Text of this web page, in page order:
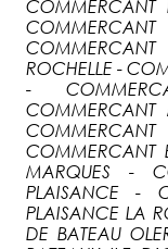
COMMERCANT
ROCHELLE -
-
COMMERCANT
COMMERCANT
MARQUES -
PLAISANCE -
PLAISANCE LA
DE BATEAU